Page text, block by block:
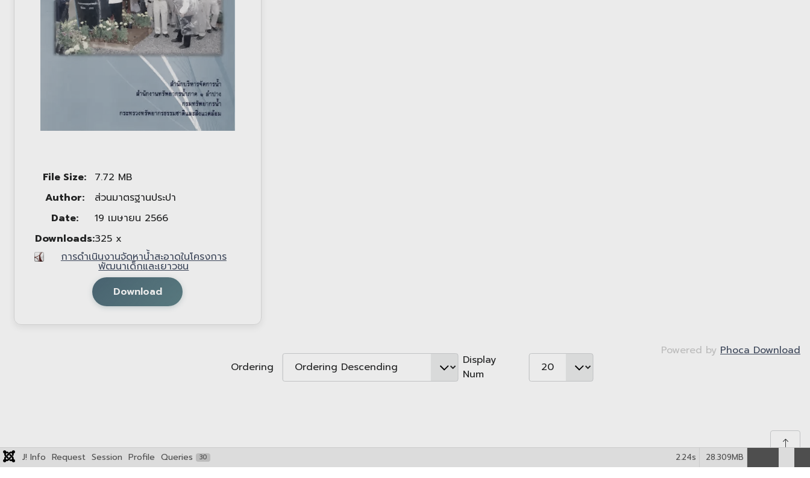
File Size:
7.72 MB
Author:
ส่วนมาตรฐานประปา
Date:
19 เมษายน 2566
Downloads:325 x
การดำเนินงานจัดหาน้ำสะอาดในโครงการ
พัฒนาเด็กและเยาวชน
Download
Ordering
Display
Num
Powered by Phoca Download
J! Info Request Session Profile Queries 30 28.309MB
2.24s